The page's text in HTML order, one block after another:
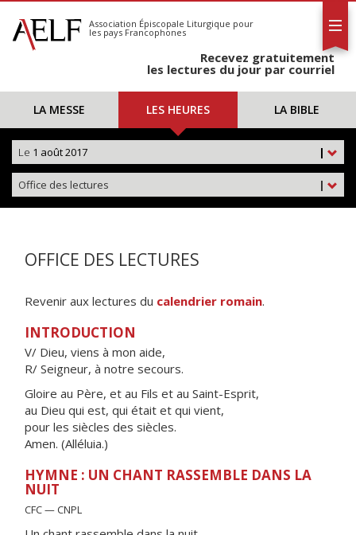
S'abonner
Calendrier
Association Épiscopale Liturgique pour
les pays Francophones
Recevez gratuitement
les lectures du jour par courriel
LA MESSE LES HEURES LA BIBLE
|
Le 1 août 2017
|
Office des lectures
OFFICE DES LECTURES
Revenir aux lectures du calendrier romain.
INTRODUCTION
V/ Dieu, viens à mon aide,
R/ Seigneur, à notre secours.
Gloire au Père, et au Fils et au Saint-Esprit,
au Dieu qui est, qui était et qui vient,
pour les siècles des siècles.
Amen. (Alléluia.)
HYMNE : UN CHANT RASSEMBLE DANS LA
NUIT
CFC — CNPL